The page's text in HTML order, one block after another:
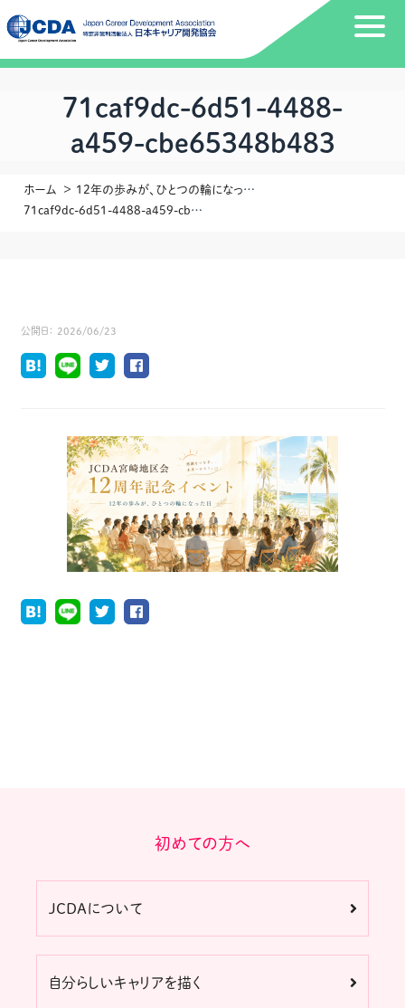
71caf9dc-6d51-4488-
a459-cbe65348b483
ホーム
12年の歩みが、ひとつの輪になった日 JCDA宮崎地区会12周年記念イベントに参加して
71caf9dc-6d51-4488-a459-cbe65348b483
公開日： 2026/06/23
初めての方へ
JCDAについて
自分らしいキャリアを描く